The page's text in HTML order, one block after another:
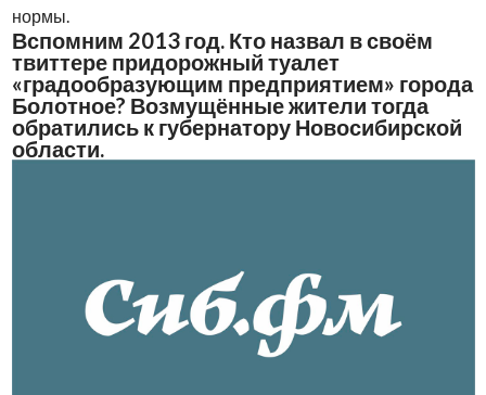
нормы.
Вспомним 2013 год. Кто назвал в своём
твиттере придорожный туалет
«градообразующим предприятием» города
Болотное? Возмущённые жители тогда
обратились к губернатору Новосибирской
области.